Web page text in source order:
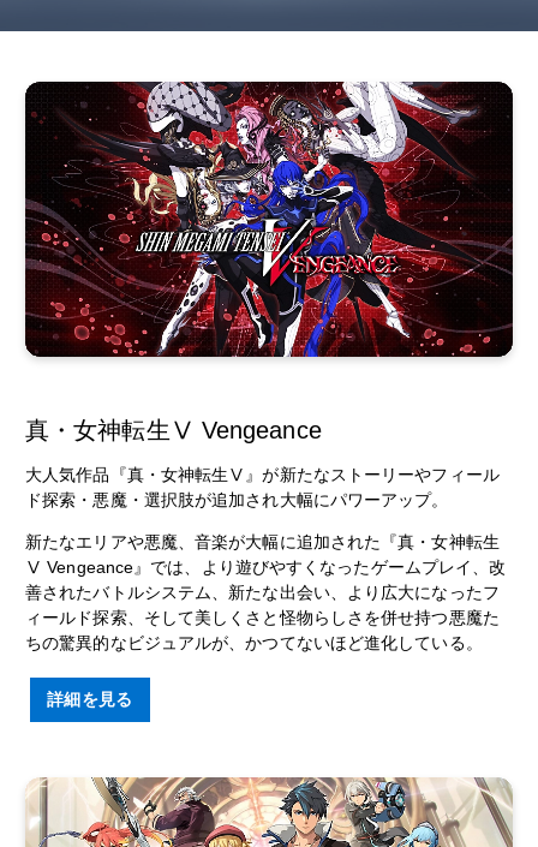
真・女神転生Ⅴ Vengeance
大人気作品『真・女神転生Ⅴ』が新たなストーリーやフィール
ド探索・悪魔・選択肢が追加され大幅にパワーアップ。
新たなエリアや悪魔、音楽が大幅に追加された『真・女神転生
Ⅴ Vengeance』では、より遊びやすくなったゲームプレイ、改
善されたバトルシステム、新たな出会い、より広大になったフ
ィールド探索、そして美しくさと怪物らしさを併せ持つ悪魔た
ちの驚異的なビジュアルが、かつてないほど進化している。
詳細を見る